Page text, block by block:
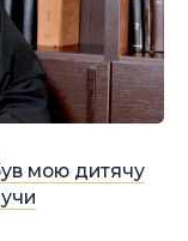
мою дитячу